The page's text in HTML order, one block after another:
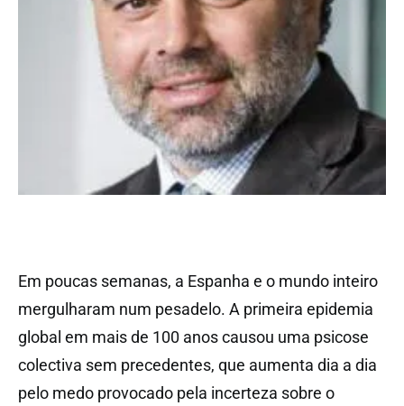
Em poucas semanas, a Espanha e o mundo inteiro
mergulharam num pesadelo. A primeira epidemia
global em mais de 100 anos causou uma psicose
colectiva sem precedentes, que aumenta dia a dia
pelo medo provocado pela incerteza sobre o